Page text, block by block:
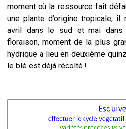
moment où la ressource fait
une plante d’origine tropicale,
avril dans le sud et mai dans
floraison, moment de la plus
hydrique a lieu en deuxième
le blé est déjà récolté !